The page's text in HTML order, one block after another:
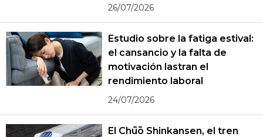
26/07/2026
Estudio sobre la fatiga estival:
el cansancio y la falta de
motivación lastran el
rendimiento laboral
24/07/2026
El Chūō Shinkansen, el tren